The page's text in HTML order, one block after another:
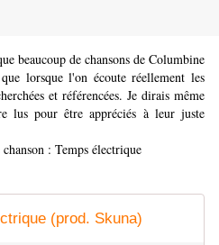
beaucoup de chansons de Columbine
lorsque l'on écoute réellement les
et référencées. Je dirais même
lus pour être appréciés à leur juste
: Temps électrique
(prod. Skuna)